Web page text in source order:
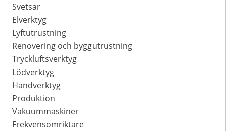
Svetsar
Elverktyg
Lyftutrustning
Renovering och byggutrustning
Tryckluftsverktyg
Lödverktyg
Handverktyg
Produktion
Vakuummaskiner
Frekvensomriktare